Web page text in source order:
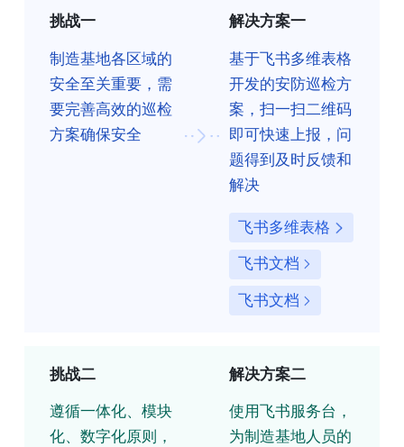
挑战一
制造基地各区域的
安全至关重要，需
要完善高效的巡检
方案确保安全
解决方案一
基于飞书多维表格
开发的安防巡检方
案，扫一扫二维码
即可快速上报，问
题得到及时反馈和
解决
飞书多维表格
飞书文档
飞书文档
挑战二
遵循一体化、模块
化、数字化原则，
解决方案二
使用飞书服务台，
为制造基地人员的